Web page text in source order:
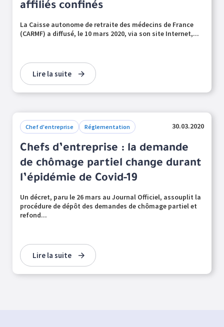
affiliés confinés
La Caisse autonome de retraite des médecins de France
(CARMF) a diffusé, le 10 mars 2020, via son site Internet,...
Lire la suite
Chef d'entreprise Réglementation 30.03.2020
Chefs d’entreprise : la demande
de chômage partiel change durant
l’épidémie de Covid-19
Un décret, paru le 26 mars au Journal Officiel, assouplit la
procédure de dépôt des demandes de chômage partiel et
refond...
Lire la suite